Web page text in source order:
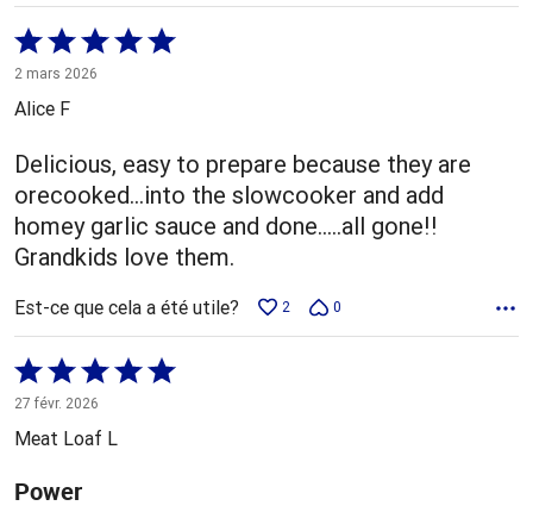
Coté
5 sur
5
2 mars 2026
Alice F
Delicious, easy to prepare because they are
orecooked...into the slowcooker and add
homey garlic sauce and done.....all gone!!
Grandkids love them.
Est-ce que cela a été utile? 2 0
Coté
5 sur
5
27 févr. 2026
Meat Loaf L
Power